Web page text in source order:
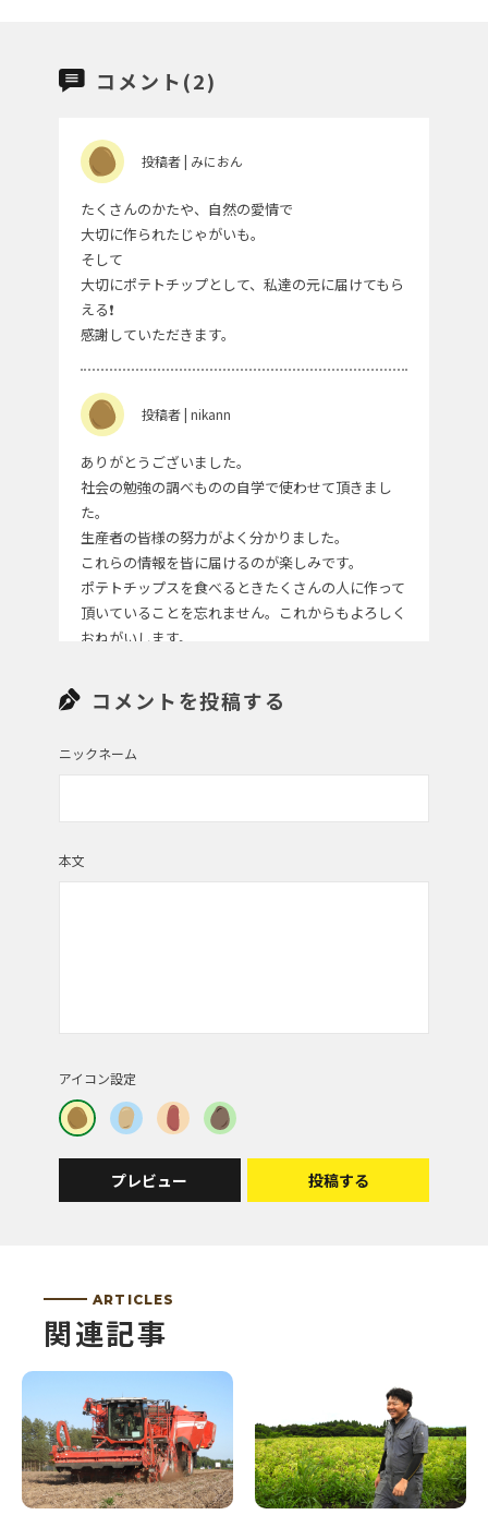
コメント(2)
投稿者 | みにおん
たくさんのかたや、自然の愛情で
大切に作られたじゃがいも。
そして
大切にポテトチップとして、私達の元に届けてもら
える❗
感謝していただきます。
投稿者 | nikann
ありがとうございました。
社会の勉強の調べものの自学で使わせて頂きまし
た。
生産者の皆様の努力がよく分かりました。
これらの情報を皆に届けるのが楽しみです。
ポテトチップスを食べるときたくさんの人に作って
頂いていることを忘れません。これからもよろしく
おねがいします。
コメントを投稿する
ニックネーム
本文
アイコン設定
プレビュー 投稿する
ARTICLES
関連記事